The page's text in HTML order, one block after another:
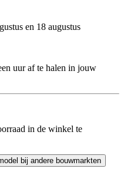
en 18 augustus
uur af te halen in jouw
in de winkel te
bij andere bouwmarkten